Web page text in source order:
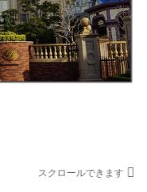
スクロールできます